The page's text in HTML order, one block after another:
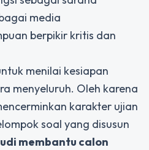
media
berpikir kritis dan
menilai kesiapan
menyeluruh. Oleh karena
karakter ujian
soal yang disusun
membantu calon